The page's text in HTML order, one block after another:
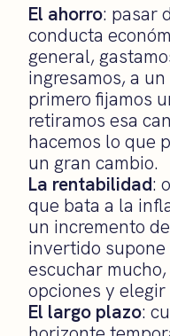
El ahorro: pasar
conducta
general,
ingresamos, a
primero fijamos
retiramos esa
hacemos lo que
un gran cambio.
La rentabilidad:
que bata a la
un incremento
invertido
escuchar
opciones y elegir
El largo plazo: